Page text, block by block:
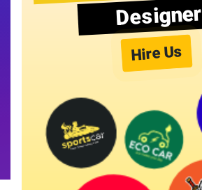
Designer
Hire Us